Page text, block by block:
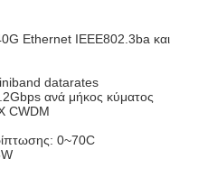
Ethernet IEEE802.3ba και
datarates
ανά μήκος κύματος
CWDM
0~70C